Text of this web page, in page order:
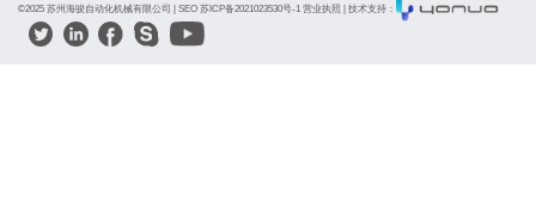
©2025 苏州海骏自动化机械有限公司 | SEO 苏ICP备2021023530号-1 营业执照 | 技术支持：